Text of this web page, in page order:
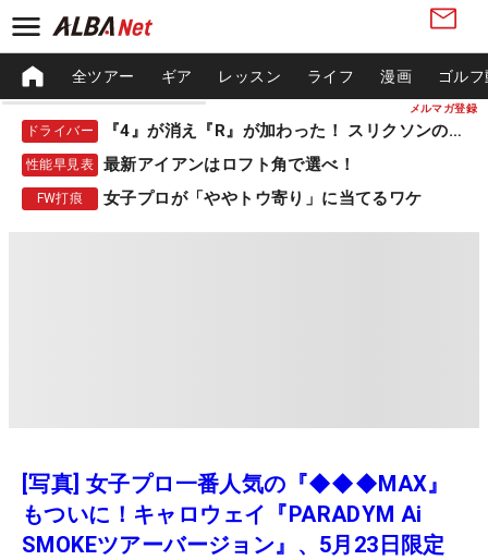
メルマガ登録
全ツアー ギア レッスン ライフ 漫画 ゴル
ドライバー 『4』が消え『R』が加わった！ スリクソンの新作
性能早見表 最新アイアンはロフト角で選べ！
FW打痕 女子プロが「ややトウ寄り」に当てるワケ
[写真] 女子プロ一番人気の『◆◆◆MAX』
もついに！キャロウェイ『PARADYM Ai
SMOKEツアーバージョン』、5月23日限定